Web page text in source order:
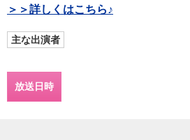
＞＞詳しくはこちら♪
主な出演者
放送日時